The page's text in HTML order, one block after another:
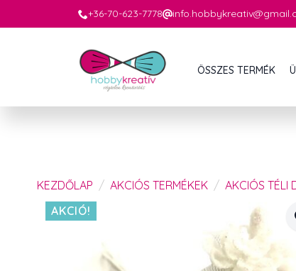
+36-70-623-7778
ÖSSZES TERMÉK
KEZDŐLAP AKCIÓS TERMÉKEK AKCIÓS TÉLI
AKCIÓ!